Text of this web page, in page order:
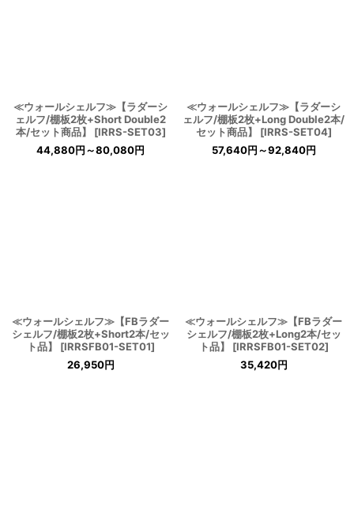
≪ウォールシェルフ≫【ラダーシ
ェルフ/棚板2枚+Short Double2
本/セット商品】
[IRRS-SET03]
44,880円～80,080円
≪ウォールシェルフ≫【ラダーシ
ェルフ/棚板2枚+Long Double2本/
セット商品】
[IRRS-SET04]
57,640円～92,840円
≪ウォールシェルフ≫【FBラダー
シェルフ/棚板2枚+Short2本/セッ
ト品】
[IRRSFB01-SET01]
26,950円
≪ウォールシェルフ≫【FBラダー
シェルフ/棚板2枚+Long2本/セッ
ト品】
[IRRSFB01-SET02]
35,420円